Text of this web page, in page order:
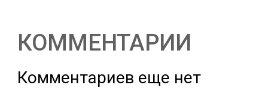
КОММЕНТАРИИ
Комментариев еще нет